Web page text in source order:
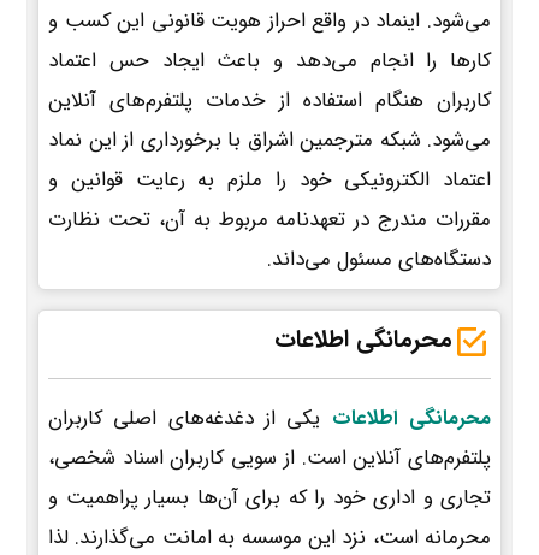
می‌شود. اینماد در واقع احراز هویت قانونی این کسب و
کارها را انجام می‌دهد و باعث ایجاد حس اعتماد
کاربران هنگام استفاده از خدمات پلتفرم‌های آنلاین
می‌شود. شبکه مترجمین اشراق با برخورداری از این نماد
اعتماد الکترونیکی خود را ملزم به رعایت قوانین و
مقررات مندرج در تعهدنامه مربوط به آن، تحت نظارت
دستگاه‌های مسئول می‌داند.
محرمانگی اطلاعات
محرمانگی اطلاعات یکی از دغدغه‌های اصلی کاربران
پلتفرم‌های آنلاین است. از سویی کاربران اسناد شخصی،
تجاری و اداری خود را که برای آن‌ها بسیار پراهمیت و
محرمانه است، نزد این موسسه به امانت می‌گذارند. لذا